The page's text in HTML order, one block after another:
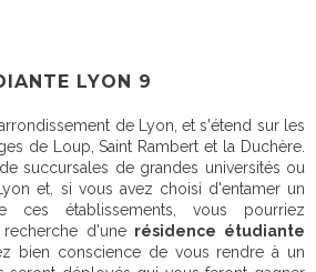
LYON 9
de Lyon, et s'étend sur les
de Loup, Saint Rambert et la Duchère.
succursales de grandes universités ou
et, si vous avez choisi d'entamer un
établissements, vous pourriez
d'une résidence étudiante
bien conscience de vous rendre à un